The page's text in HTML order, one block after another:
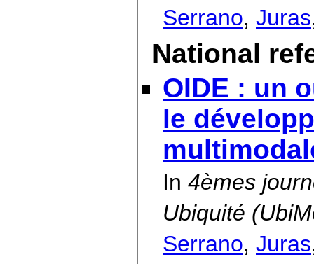
Serrano, Juras
National
OIDE : un
le
In 4èmes
Ubiquité
Serrano, Juras